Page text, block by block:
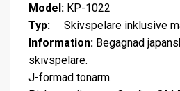
Model: KP-1022
Typ: Skivspelare inklusive
Information: Begagnad
skivspelare.
J-formad tonarm.